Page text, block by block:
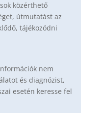
közérthető
útmutatást az
tájékozódni
nem
és diagnózist,
esetén keresse fel